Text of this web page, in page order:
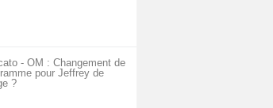
- OM : Changement de
pour Jeffrey de
?